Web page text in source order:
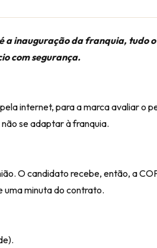
a inauguração da franquia, tudo
com segurança.
internet, para a marca avaliar o
se adaptar à franquia.
O candidato recebe, então, a
uma minuta do contrato.